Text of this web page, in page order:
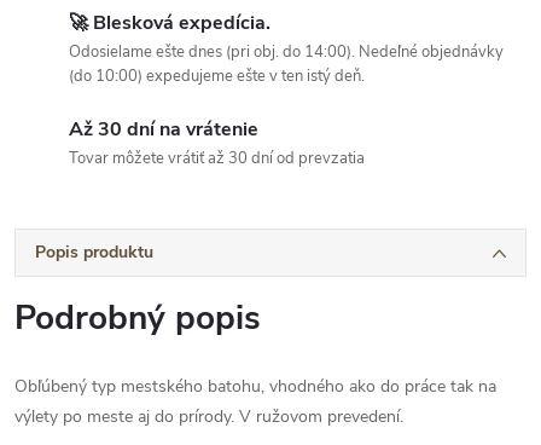
🚀 Blesková expedícia.
Odosielame ešte dnes (pri obj. do 14:00). Nedeľné objednávky
(do 10:00) expedujeme ešte v ten istý deň.
Až 30 dní na vrátenie
Tovar môžete vrátiť až 30 dní od prevzatia
Popis produktu
Podrobný popis
Obľúbený typ mestského batohu, vhodného ako do práce tak na
výlety po meste aj do prírody. V ružovom prevedení.